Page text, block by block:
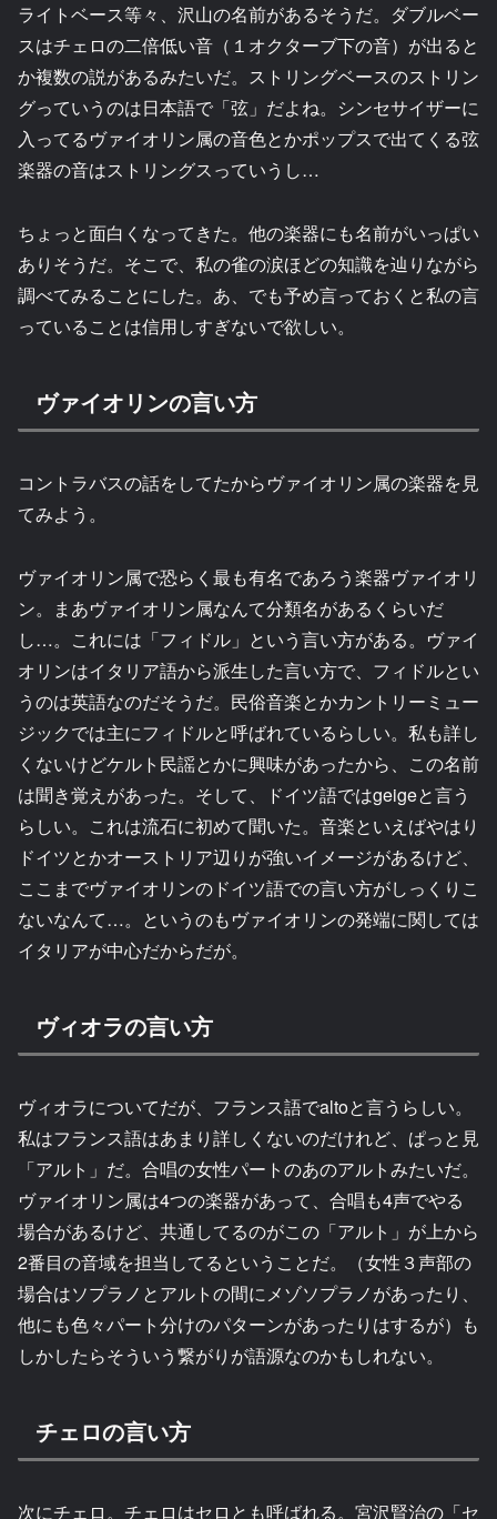
ライトベース等々、沢山の名前があるそうだ。ダブルベー
スはチェロの二倍低い音（１オクターブ下の音）が出ると
か複数の説があるみたいだ。ストリングベースのストリン
グっていうのは日本語で「弦」だよね。シンセサイザーに
入ってるヴァイオリン属の音色とかポップスで出てくる弦
楽器の音はストリングスっていうし…
ちょっと面白くなってきた。他の楽器にも名前がいっぱい
ありそうだ。そこで、私の雀の涙ほどの知識を辿りながら
調べてみることにした。あ、でも予め言っておくと私の言
っていることは信用しすぎないで欲しい。
ヴァイオリンの言い方
コントラバスの話をしてたからヴァイオリン属の楽器を見
てみよう。
ヴァイオリン属で恐らく最も有名であろう楽器ヴァイオリ
ン。まあヴァイオリン属なんて分類名があるくらいだ
し…。これには「フィドル」という言い方がある。ヴァイ
オリンはイタリア語から派生した言い方で、フィドルとい
うのは英語なのだそうだ。民俗音楽とかカントリーミュー
ジックでは主にフィドルと呼ばれているらしい。私も詳し
くないけどケルト民謡とかに興味があったから、この名前
は聞き覚えがあった。そして、ドイツ語ではgeigeと言う
らしい。これは流石に初めて聞いた。音楽といえばやはり
ドイツとかオーストリア辺りが強いイメージがあるけど、
ここまでヴァイオリンのドイツ語での言い方がしっくりこ
ないなんて…。というのもヴァイオリンの発端に関しては
イタリアが中心だからだが。
ヴィオラの言い方
ヴィオラについてだが、フランス語でaltoと言うらしい。
私はフランス語はあまり詳しくないのだけれど、ぱっと見
「アルト」だ。合唱の女性パートのあのアルトみたいだ。
ヴァイオリン属は4つの楽器があって、合唱も4声でやる
場合があるけど、共通してるのがこの「アルト」が上から
2番目の音域を担当してるということだ。（女性３声部の
場合はソプラノとアルトの間にメゾソプラノがあったり、
他にも色々パート分けのパターンがあったりはするが）も
しかしたらそういう繋がりが語源なのかもしれない。
チェロの言い方
次にチェロ。チェロはセロとも呼ばれる。宮沢賢治の「セ